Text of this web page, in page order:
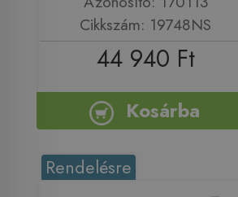
Cikkszám: 19748NS
44 940 Ft
Kosárba
Rendelésre